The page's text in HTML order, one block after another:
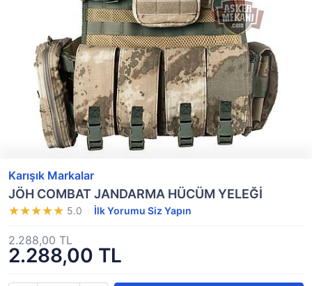
Karışık Markalar
JÖH COMBAT JANDARMA HÜCÜM YELEĞİ
5.0 İlk Yorumu Siz Yapın
2.288,00 TL
2.288,00 TL